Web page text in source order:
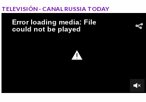
TELEVISIÓN - CANAL RUSSIA TODAY